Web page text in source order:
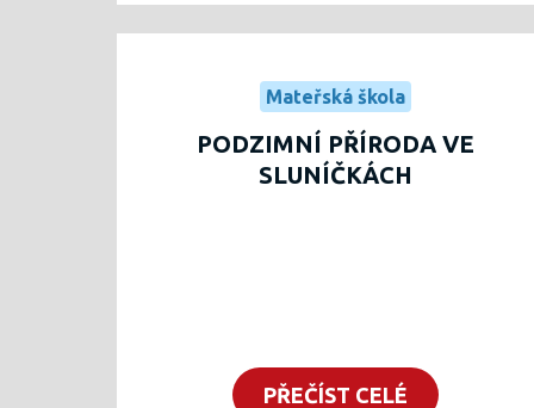
Mateřská škola
PODZIMNÍ PŘÍRODA VE
SLUNÍČKÁCH
PŘEČÍST CELÉ